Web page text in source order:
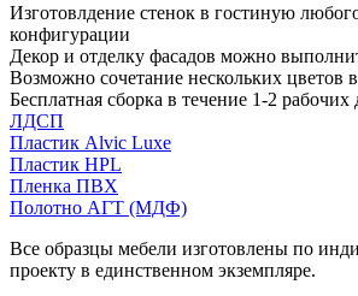
Изготовлдение стенок в гостиную
конфигурации
Декор и отделку фасадов можно
Возможно сочетание нескольких цветов
Бесплатная сборка в течение 1-2 рабочих
ЛДСП
Пластик Alvic Luxe
Пластик HPL
Пленка ПВХ
Полотно АГТ (МДФ)
Все образцы мебели изготовлены по
проекту в единственном экземпляре.